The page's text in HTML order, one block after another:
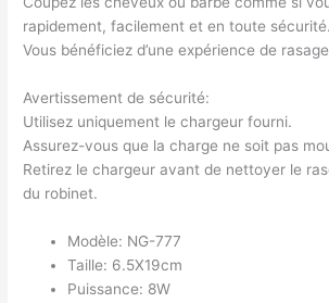
rapidement, facilement et en toute sécurité.
Vous bénéficiez d’une expérience de
Avertissement de sécurité:
Utilisez uniquement le chargeur fourni.
Assurez-vous que la charge ne soit pas
Retirez le chargeur avant de nettoyer le
du robinet.
Modèle: NG-777
Taille: 6.5X19cm
Puissance: 8W